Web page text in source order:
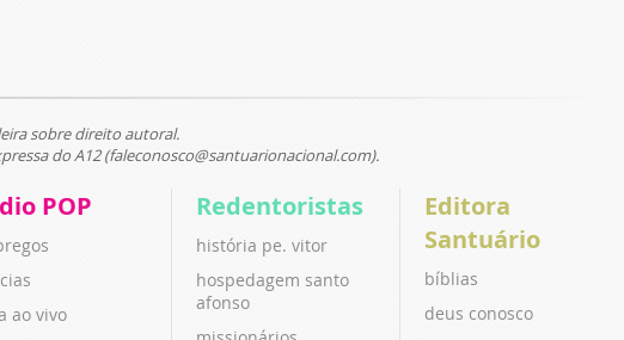
sobre direito autoral.
do A12 (faleconosco@santuarionacional.com).
POP
ao vivo
Redentoristas
história pe. vitor
hospedagem santo
afonso
Editora
Santuário
bíblias
deus conosco